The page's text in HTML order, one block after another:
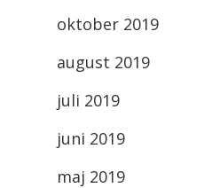
oktober 2019
august 2019
juli 2019
juni 2019
maj 2019